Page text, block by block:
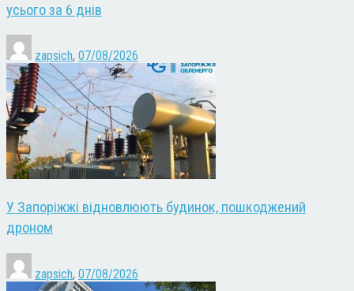
усього за 6 днів
zapsich, 07/08/2026
У Запоріжжі відновлюють будинок, пошкоджений
дроном
zapsich, 07/08/2026